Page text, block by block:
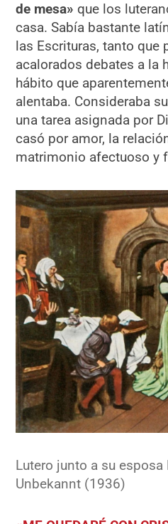
de mesa» que los
casa. Sabía bastante
las Escrituras, tanto que
acalorados debates a la
hábito que
alentaba. Consideraba
una tarea asignada por
casó por amor, la
matrimonio afectuoso y
Lutero junto a su
Unbekannt (1936)